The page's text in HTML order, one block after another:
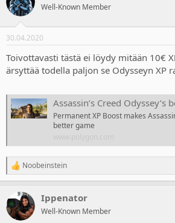
Well-Known Member
30.04.2020
Toivottavasti tästä ei löydy mitään 10€
ärsyttää todella paljon se Odysseyn XP
Assassin’s Creed Odyssey’s best
Permanent XP Boost makes
better game
R
e
c
t
i
Noobeinstein
Ippenator
Well-Known Member